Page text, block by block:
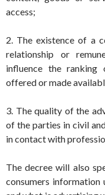
access;
2. The existence of a
relationship or
influence the ranking
offered or made
3. The quality of the
of the parties in civil
in contact with
The decree will also
consumers information